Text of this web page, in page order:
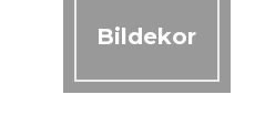
Bildekor